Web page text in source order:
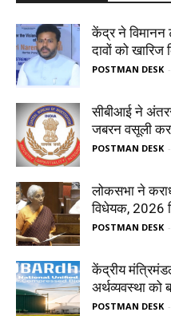
केंद्र ने विमानन
दावों को खारिज
POSTMAN DESK -
सीबीआई ने
जबरन वसूली
POSTMAN DESK -
लोकसभा ने
विधेयक, 2026
POSTMAN DESK -
केंद्रीय
अर्थव्यवस्था को
POSTMAN DESK -